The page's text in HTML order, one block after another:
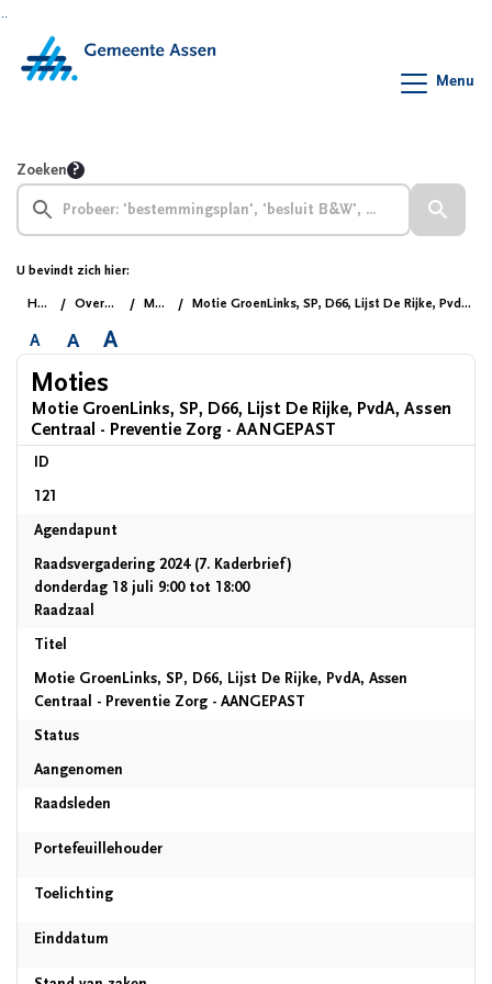
Menu
Zoeken
U bevindt zich hier:
Home Overzichten Moties Motie GroenLinks, SP, D66, Lijst De Rijke, PvdA, Assen Centraal - Preventie Zorg - AANGEPAST
A A A
Moties
Motie GroenLinks, SP, D66, Lijst De Rijke, PvdA, Assen
Centraal - Preventie Zorg - AANGEPAST
ID
121
Agendapunt
Raadsvergadering 2024(7. Kaderbrief)
donderdag 18 juli 9:00 tot 18:00
Raadzaal
Titel
Motie GroenLinks, SP, D66, Lijst De Rijke, PvdA, Assen
Centraal - Preventie Zorg - AANGEPAST
Status
Aangenomen
Raadsleden
Portefeuillehouder
Toelichting
Einddatum